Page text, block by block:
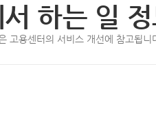
하는 일
고용센터의 서비스 개선에 참고됩니